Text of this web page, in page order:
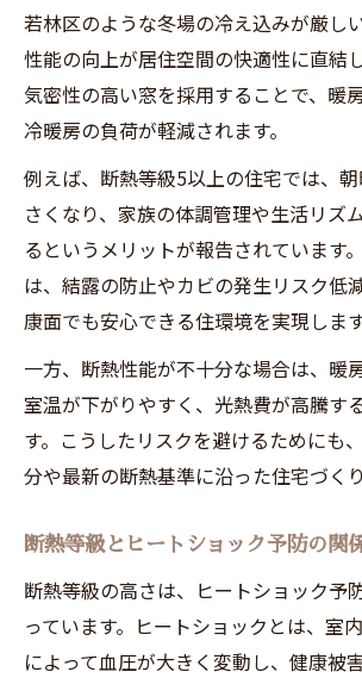
若林区のような冬場の冷え込みが厳し
性能の向上が居住空間の快適性に直結
気密性の高い窓を採用することで、暖
冷暖房の負荷が軽減されます。
例えば、断熱等級5以上の住宅では、
さくなり、家族の体調管理や生活リズ
るというメリットが報告されています
は、結露の防止やカビの発生リスク低
康面でも安心できる住環境を実現します
一方、断熱性能が不十分な場合は、暖
室温が下がりやすく、光熱費が高騰す
す。こうしたリスクを避けるためにも
分や最新の断熱基準に沿った住宅づく
断熱等級とヒートショック予防の関
断熱等級の高さは、ヒートショック予
っています。ヒートショックとは、室
によって血圧が大きく変動し、健康被